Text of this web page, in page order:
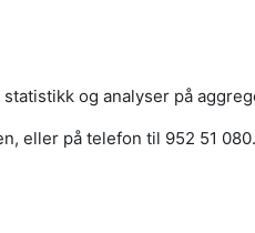
og analyser på
eller på telefon til 952 51